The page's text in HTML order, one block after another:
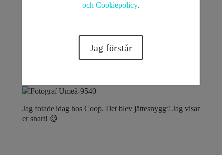
Jag fotade idag hos Coop. Det blev jättesnyggt! Jag visar
er snart! 😉
och Cookiepolicy.
Jag förstår